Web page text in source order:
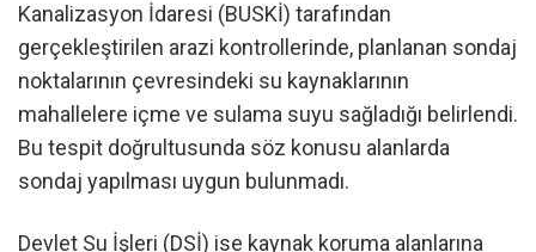
Kanalizasyon İdaresi (BUSKİ) tarafından
gerçekleştirilen arazi kontrollerinde, planlanan sondaj
noktalarının çevresindeki su kaynaklarının
mahallelere içme ve sulama suyu sağladığı belirlendi.
Bu tespit doğrultusunda söz konusu alanlarda
sondaj yapılması uygun bulunmadı.
Devlet Su İşleri (DSİ) ise kaynak koruma alanlarına